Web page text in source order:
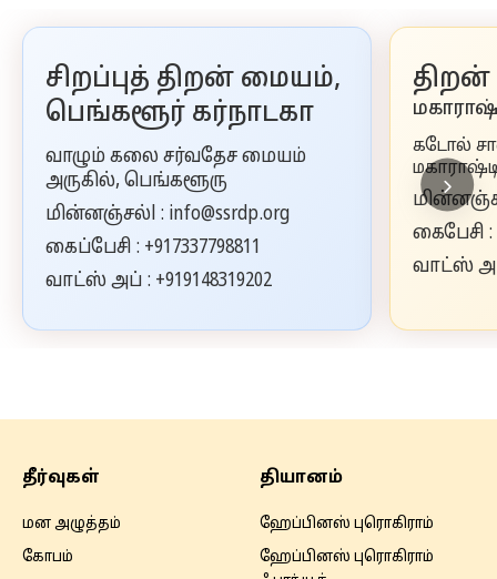
சிறப்புத் திறன் மையம்,
பெங்களூர் கர்நாடகா
வாழும் கலை சர்வதேச மையம்
அருகில், பெங்களூரு
மின்னஞ்சல்l : info@ssrdp.org
கைப்பேசி : +917337798811
வாட்ஸ் அப் : +919148319202
திறன்
கடோல்
கைபேசி :
வாட்ஸ் அப்
தீர்வுகள்
மன அழுத்தம்
கோபம்
தியானம்
ஹேப்பினஸ் புரொகிராம்
ஹேப்பினஸ் புரொகிராம்